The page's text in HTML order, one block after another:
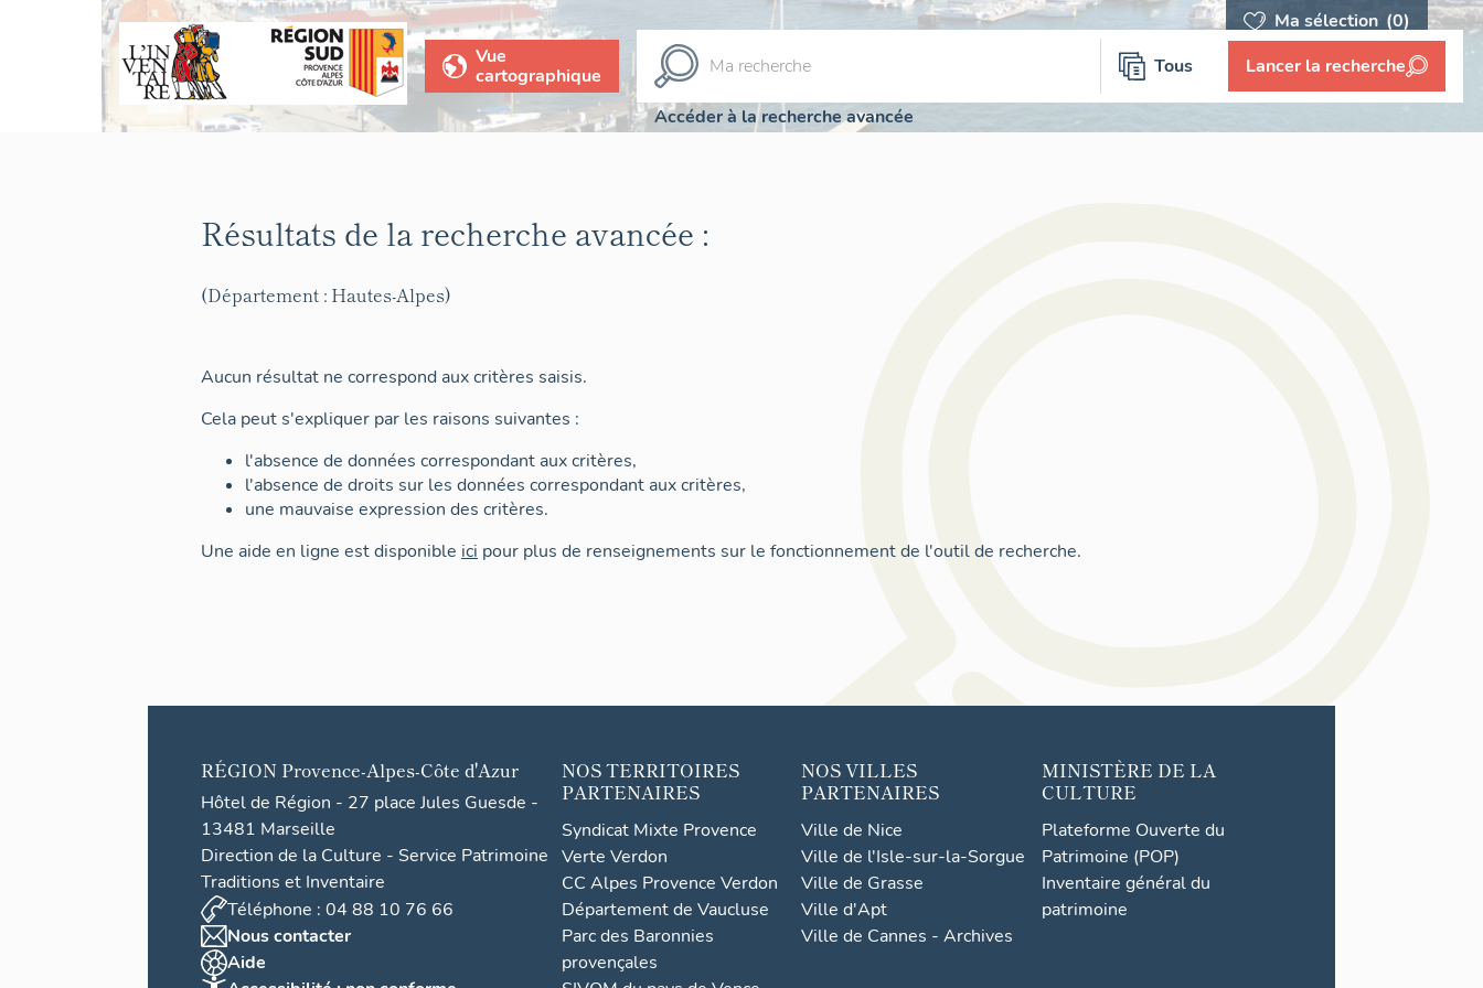
Ma sélection (0)
Vue
cartographique
Tous Lancer la recherche
Accéder à la recherche avancée
Résultats de la recherche avancée :
(Département : Hautes-Alpes)
Aucun résultat ne correspond aux critères saisis.
Cela peut s'expliquer par les raisons suivantes :
l'absence de données correspondant aux critères,
l'absence de droits sur les données correspondant aux critères,
une mauvaise expression des critères.
Une aide en ligne est disponible ici pour plus de renseignements sur le fonctionnement de l'outil de recherche.
RÉGION Provence-Alpes-Côte d'Azur
Hôtel de Région - 27 place Jules Guesde -
13481 Marseille
Direction de la Culture - Service Patrimoine
Traditions et Inventaire
Téléphone : 04 88 10 76 66
Nous contacter
Aide
NOS TERRITOIRES
PARTENAIRES
Syndicat Mixte Provence
Verte Verdon
CC Alpes Provence Verdon
Département de Vaucluse
Parc des Baronnies
provençales
NOS VILLES
PARTENAIRES
Ville de Nice
Ville de l'Isle-sur-la-Sorgue
Ville de Grasse
Ville d'Apt
Ville de Cannes - Archives
MINISTÈRE DE LA
CULTURE
Plateforme Ouverte du
Patrimoine (POP)
Inventaire général du
patrimoine